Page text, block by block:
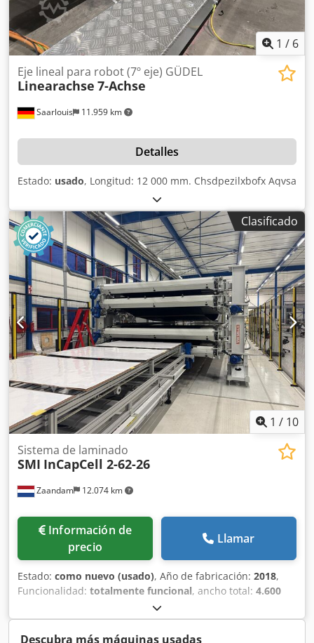
1 / 6
Saarlouis 11.959 km
Eje lineal para robot (7º eje) GÜDEL
Linearachse 7-Achse
Detalles
Estado: usado, Longitud: 12 000 mm. Chsdpezilxbofx Aqvsa
Clasificado
1 / 10
Zaandam 12.074 km
Sistema de laminado
SMI InCapCell 2-62-26
Información de
precio
Llamar
Estado: como nuevo (usado), Año de fabricación: 2018,
Funcionalidad: totalmente funcional, ancho total: 4.600
9.100 mm, altura total:
peso total:40.500 kg, Máquina laminadora de paneles
solares de doble producción. La laminadora se utiliza para
Descubra más máquinas usadas